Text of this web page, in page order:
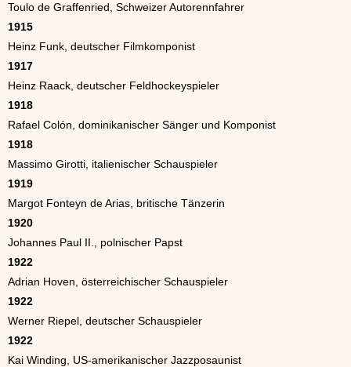
Toulo de Graffenried, Schweizer Autorennfahrer
1915
Heinz Funk, deutscher Filmkomponist
1917
Heinz Raack, deutscher Feldhockeyspieler
1918
Rafael Colón, dominikanischer Sänger und Komponist
1918
Massimo Girotti, italienischer Schauspieler
1919
Margot Fonteyn de Arias, britische Tänzerin
1920
Johannes Paul II., polnischer Papst
1922
Adrian Hoven, österreichischer Schauspieler
1922
Werner Riepel, deutscher Schauspieler
1922
Kai Winding, US-amerikanischer Jazzposaunist